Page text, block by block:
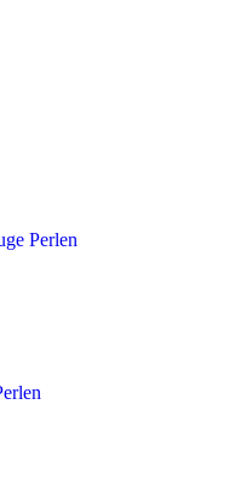
Perlen